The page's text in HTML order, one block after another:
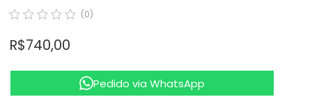
(0)
R$ 740,00
Pedido via WhatsApp